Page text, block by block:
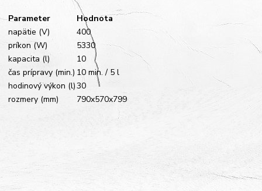
Parameter
Hodnota
napätie (V)
400
príkon (W)
5330
kapacita (l)
10
čas prípravy (min.) 10 min. / 5 l
hodinový výkon (l)30
rozmery (mm)
790x570x799